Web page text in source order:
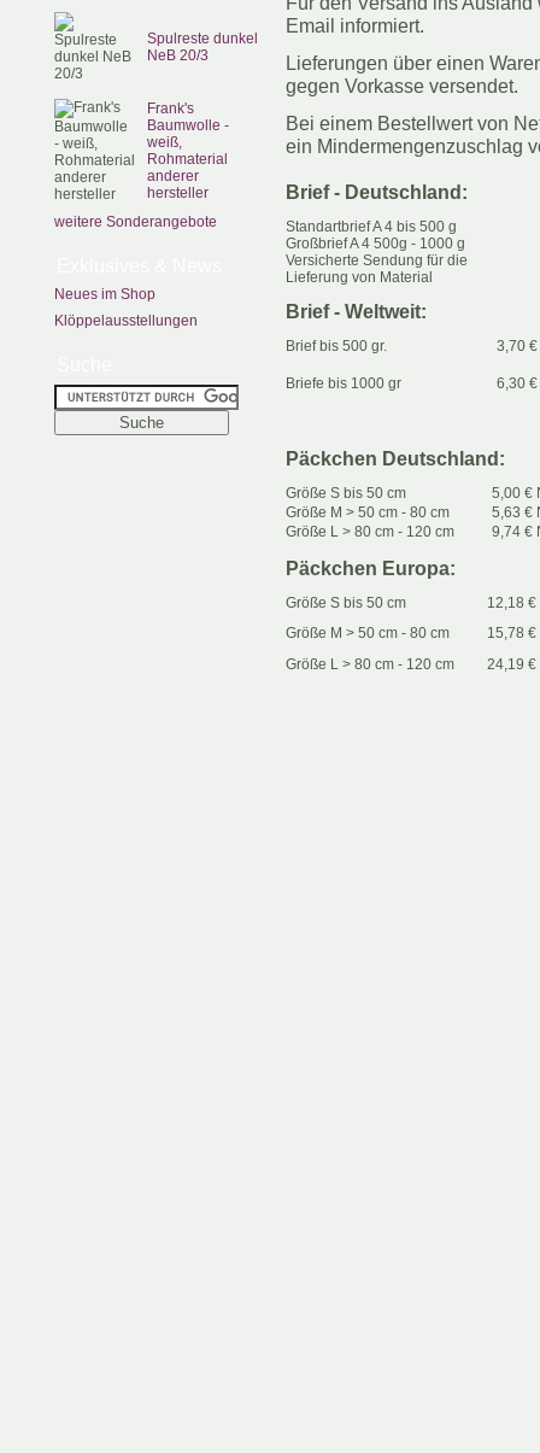
Spulreste dunkel
NeB 20/3
Frank's
Baumwolle -
weiß,
Rohmaterial
anderer
hersteller
weitere Sonderangebote
Neues im Shop
Klöppelausstellungen
Email informiert.
Lieferungen über einen
gegen Vorkasse versendet.
Bei einem Bestellwert von
ein Mindermengenzuschlag
Brief - Deutschland:
Standartbrief A 4 bis 500 g
Großbrief A 4 500g - 1000 g
Versicherte Sendung für die
Lieferung von Material
Brief - Weltweit:
Brief bis 500 gr. 3,70
Briefe bis 1000 gr 6,30
Päckchen Deutschland:
Größe S bis 50 cm
5,00 €
Größe M > 50 cm - 80 cm
5,63 €
Größe L > 80 cm - 120 cm
9,74 €
Päckchen Europa:
Größe S bis 50 cm
12,18 €
Größe M > 50 cm - 80 cm
15,78 €
Größe L > 80 cm - 120 cm
24,19 €